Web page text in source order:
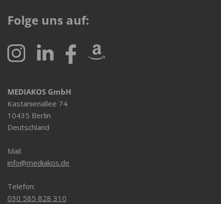
Folge uns auf:
MEDIAKOS GmbH
Kastanienallee 74
10435 Berlin
Deutschland
Mail:
info@mediakos.de
Telefon:
030 585 828 310